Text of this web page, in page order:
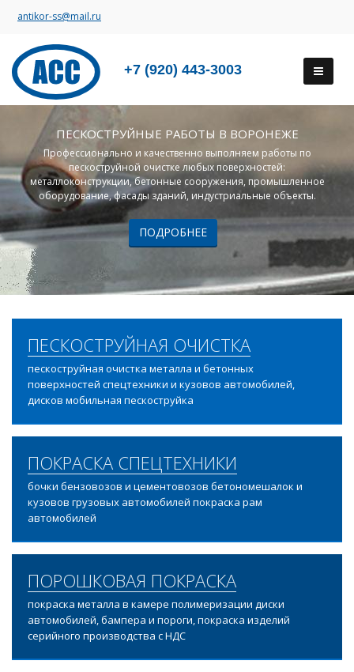
antikor-ss@mail.ru
+7 (920) 443-3003
ПЕСКОСТРУЙНЫЕ РАБОТЫ В ВОРОНЕЖЕ
Профессионально и качественно выполняем работы по
пескоструйной очистке любых поверхностей:
металлоконструкции, бетонные сооружения, промышленное
оборудование, фасады зданий, индустриальные объекты.
ПОДРОБНЕЕ
ПЕСКОСТРУЙНАЯ ОЧИСТКА
пескоструйная очистка металла и бетонных
поверхностей спецтехники и кузовов автомобилей,
дисков мобильная пескоструйка
ПОКРАСКА СПЕЦТЕХНИКИ
бочки бензовозов и цементовозов бетономешалок и
кузовов грузовых автомобилей покраска рам
автомобилей
ПОРОШКОВАЯ ПОКРАСКА
покраска металла в камере полимеризации диски
автомобилей, бампера и пороги, покраска изделий
серийного производства с НДС